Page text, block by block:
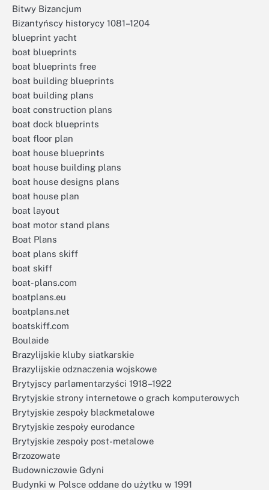
Bitwy Bizancjum
Bizantyńscy historycy 1081–1204
blueprint yacht
boat blueprints
boat blueprints free
boat building blueprints
boat building plans
boat construction plans
boat dock blueprints
boat floor plan
boat house blueprints
boat house building plans
boat house designs plans
boat house plan
boat layout
boat motor stand plans
Boat Plans
boat plans skiff
boat skiff
boat-plans.com
boatplans.eu
boatplans.net
boatskiff.com
Boulaide
Brazylijskie kluby siatkarskie
Brazylijskie odznaczenia wojskowe
Brytyjscy parlamentarzyści 1918–1922
Brytyjskie strony internetowe o grach komputerowych
Brytyjskie zespoły blackmetalowe
Brytyjskie zespoły eurodance
Brytyjskie zespoły post-metalowe
Brzozowate
Budowniczowie Gdyni
Budynki w Polsce oddane do użytku w 1991